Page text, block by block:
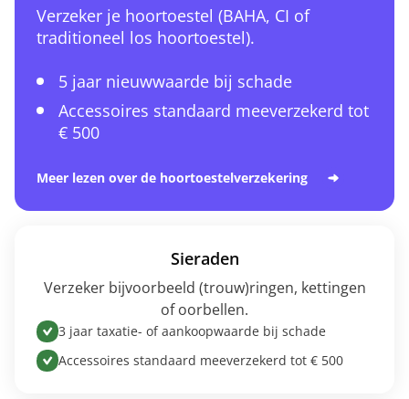
Verzeker je hoortoestel (BAHA, CI of
traditioneel los hoortoestel).
5 jaar nieuwwaarde bij schade
Accessoires standaard meeverzekerd tot
€ 500
Meer lezen over de hoortoestelverzekering
Sieraden
Verzeker bijvoorbeeld (trouw)ringen, kettingen
of oorbellen.
3 jaar taxatie- of aankoopwaarde bij schade
Accessoires standaard meeverzekerd tot € 500